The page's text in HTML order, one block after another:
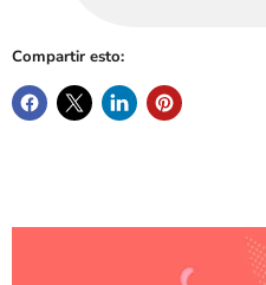
Compartir esto: